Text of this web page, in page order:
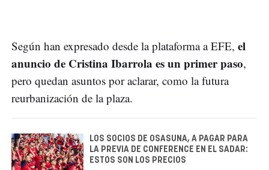
Según han expresado desde la plataforma a EFE, el
anuncio de Cristina Ibarrola es un primer paso,
pero quedan asuntos por aclarar, como la futura
reurbanización de la plaza.
LOS SOCIOS DE OSASUNA, A PAGAR PARA
LA PREVIA DE CONFERENCE EN EL SADAR:
ESTOS SON LOS PRECIOS